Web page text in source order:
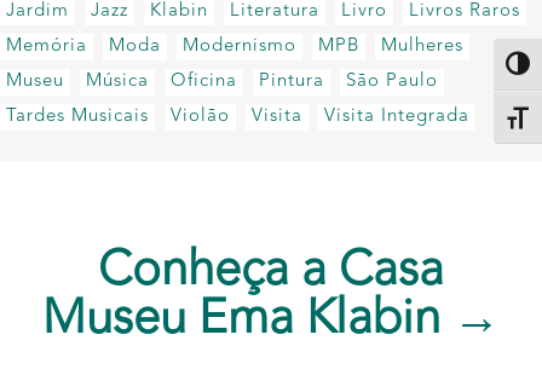
Jardim
Jazz Klabin Literatura Livro
Livros Raros
Memória
Moda Modernismo MPB
Mulheres
Museu
Música Oficina Pintura
São Paulo
Tardes Musicais
Violão Visita Visita Integrada
Conheça a Casa
Museu Ema Klabin →